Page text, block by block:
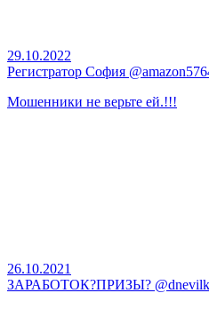
29.10.2022
Регистратор София
Мошенники не верьте ей.!!!
26.10.2021
ЗАРАБОТОК?ПРИЗЫ?